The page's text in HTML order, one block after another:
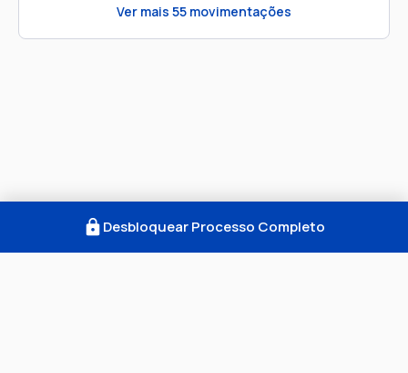
Ver mais 55 movimentações
Desbloquear Processo Completo